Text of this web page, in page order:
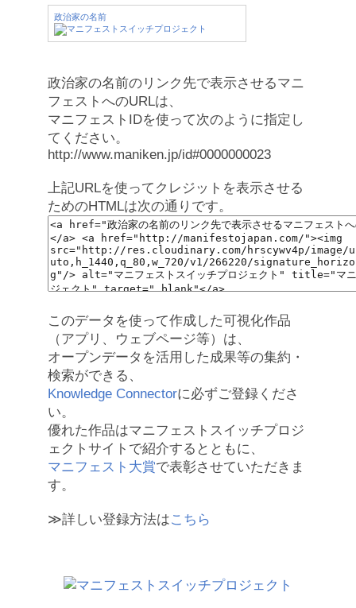
政治家の名前
政治家の名前のリンク先で表示させるマニ
フェストへのURLは、
マニフェストIDを使って次のように指定し
てください。
http://www.maniken.jp/id#0000000023
上記URLを使ってクレジットを表示させる
ためのHTMLは次の通りです。
このデータを使って作成した可視化作品
（アプリ、ウェブページ等）は、
オープンデータを活用した成果等の集約・
検索ができる、
Knowledge Connectorに必ずご登録くださ
い。
優れた作品はマニフェストスイッチプロジ
ェクトサイトで紹介するとともに、
マニフェスト大賞で表彰させていただきま
す。
≫詳しい登録方法はこちら